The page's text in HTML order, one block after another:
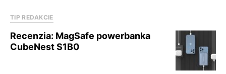
TIP REDAKCIE
Recenzia: MagSafe powerbanka
CubeNest S1B0